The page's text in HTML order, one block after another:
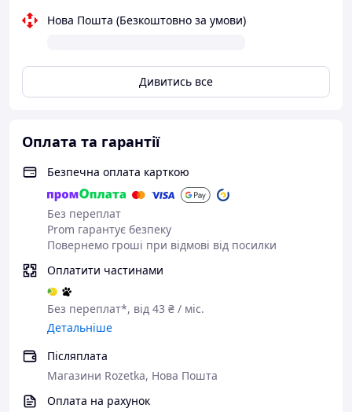
Нова Пошта (Безкоштовно за умови)
Дивитись все
Оплата та гарантії
Безпечна оплата карткою
Без переплат
Prom гарантує безпеку
Повернемо гроші при відмові від посилки
Оплатити частинами
Без переплат*, від 43 ₴ / міс.
Детальніше
Післяплата
Магазини Rozetka, Нова Пошта
Оплата на рахунок